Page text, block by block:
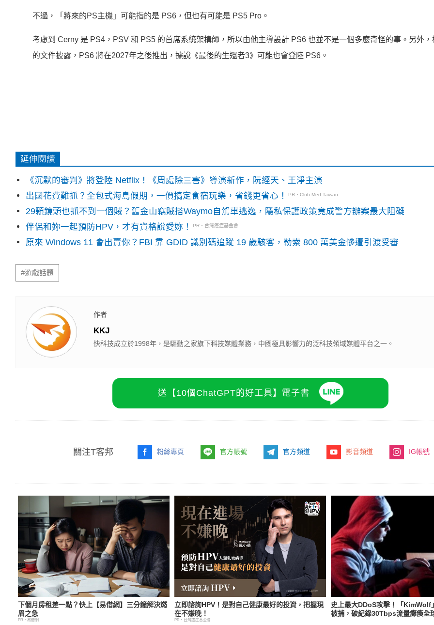
不過，「將來的PS主機」可能指的是 PS6，但也有可能是 PS5 Pro。
考慮到 Cerny 是 PS4，PSV 和 PS5 的首席系統架構師，所以由他主導設計 PS6 也並不是一個多麼奇怪的事。另外，
的文件披露，PS6 將在2027年之後推出，據說《最後的生還者3》可能也會登陸 PS6。
延伸閱讀
《沉默的審判》將登陸 Netflix！《周處除三害》導演新作，阮經天、王淨主演
出國花費難抓？全包式海島假期，一價搞定食宿玩樂，省錢更省心！
PR・Club Med Taiwan
29顆鏡頭也抓不到一個賊？舊金山竊賊搭Waymo自駕車逃逸，隱私保護政策竟成警方辦案最大阻礙
伴侶和妳一起預防HPV，才有資格說愛妳！
PR・台灣癌症基金會
原來 Windows 11 會出賣你？FBI 靠 GDID 識別碼追蹤 19 歲駭客，勒索 800 萬美金慘遭引渡受審
#遊戲話題
作者
KKJ
快科技成立於1998年，是驅動之家旗下科技媒體業務，中國極具影響力的泛科技領域媒體平台之一。
送【10個ChatGPT的好工具】電子書
關注T客邦 粉絲專頁 官方帳號 官方頻道 影音頻道 IG帳號
下個月房租差一點？快上【易借網】三分鐘解決燃
眉之急
PR・易借網
立即諮詢HPV！是對自己健康最好的投資，把握現
在不嫌晚！
PR・台灣癌症基金會
史上最大DDoS攻擊！「KimWolf
被捕，破紀錄30Tbps流量癱瘓全